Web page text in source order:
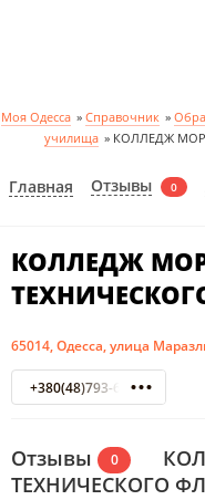
Моя Одесса » Справочник »
училища » КОЛЛЕДЖ
Главная Отзывы 0
КОЛЛЕДЖ
65014, Одесса, улица
+380(48)793-69-38
Отзывы 0
ТЕХНИЧЕСКОГО